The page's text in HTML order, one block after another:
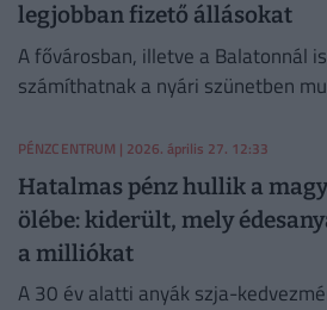
legjobban fizető állásokat
A fővárosban, illetve a Balatonnál
számíthatnak a nyári szünetben
PÉNZCENTRUM | 2026. április 27. 12:33
Hatalmas pénz hullik a
ölébe: kiderült, mely
a milliókat
A 30 év alatti anyák szja-